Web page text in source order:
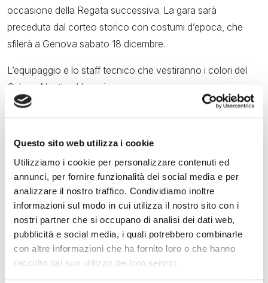
Questo sito web utilizza i cookie
Utilizziamo i cookie per personalizzare contenuti ed
annunci, per fornire funzionalità dei social media e per
analizzare il nostro traffico. Condividiamo inoltre
informazioni sul modo in cui utilizza il nostro sito con i
nostri partner che si occupano di analisi dei dati web,
pubblicità e social media, i quali potrebbero combinarle
con altre informazioni che ha fornito loro o che hanno
raccolto dal suo utilizzo dei loro servizi.
occasione della Regata successiva. La gara sarà
preceduta dal corteo storico con costumi d’epoca, che
sfilerà a Genova sabato 18 dicembre.
L’equipaggio e lo staff tecnico che vestiranno i colori del
Salone Nautico Venezia
Lorenzo Baldo
Pietro Cangialosi
Francesco Cardaioli
Sebastiano Carrettin
Luca Chiumento
Jacopo Colombi
Mattia Colombi
Gherardo Gamba